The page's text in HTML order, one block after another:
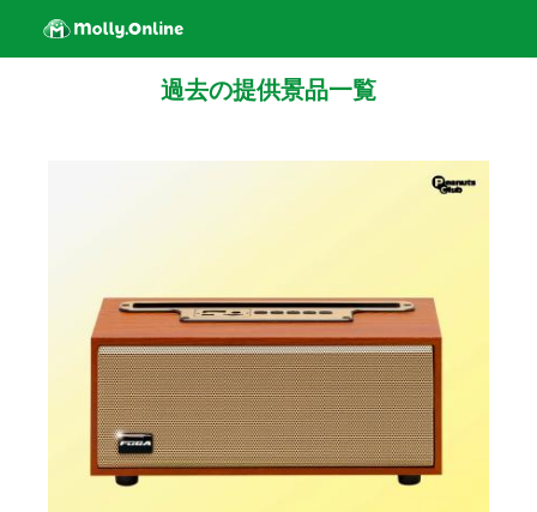
過去の提供景品一覧